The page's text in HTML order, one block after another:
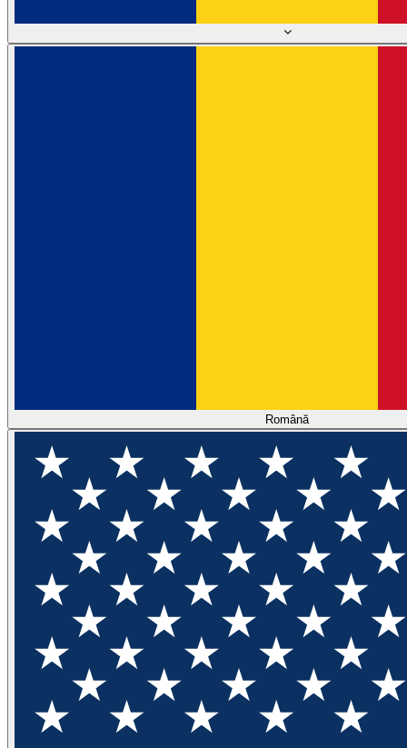
Română